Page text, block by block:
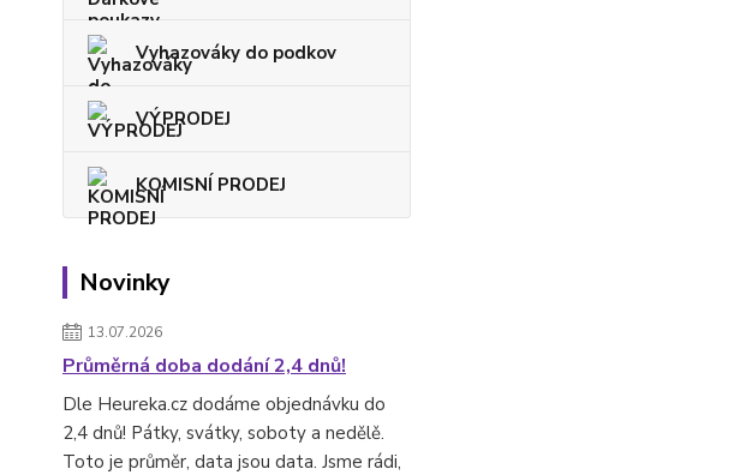
Vyhazováky do podkov
VÝPRODEJ
KOMISNÍ PRODEJ
Novinky
13.07.2026
Průměrná doba dodání 2,4 dnů!
Dle Heureka.cz dodáme objednávku do
2,4 dnů! Pátky, svátky, soboty a nedělě.
Toto je průměr, data jsou data. Jsme rádi,